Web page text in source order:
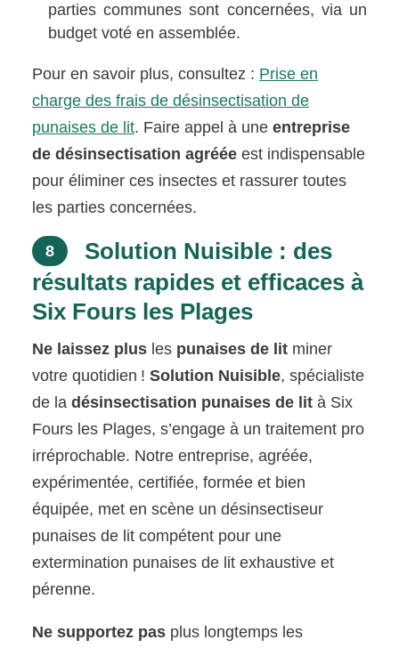
parties communes sont concernées, via un
budget voté en assemblée.
Pour en savoir plus, consultez : Prise en
charge des frais de désinsectisation de
punaises de lit. Faire appel à uneentreprise
de désinsectisation agréée est indispensable
pour éliminer ces insectes et rassurer toutes
les parties concernées.
8
Solution Nuisible : des
résultats rapides et efficaces à
Six Fours les Plages
Ne laissez plus les punaises de lit miner
votre quotidien !Solution Nuisible, spécialiste
de ladésinsectisation punaises de lit à Six
Fours les Plages, s’engage à un traitement pro
irréprochable. Notre entreprise, agréée,
expérimentée, certifiée, formée et bien
équipée, met en scène un désinsectiseur
punaises de lit compétent pour une
extermination punaises de lit exhaustive et
pérenne.
Ne supportez pas plus longtemps les